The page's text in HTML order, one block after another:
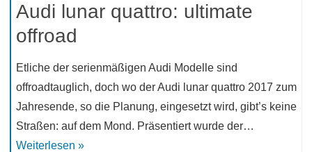
Audi lunar quattro: ultimate
offroad
Etliche der serienmäßigen Audi Modelle sind
offroadtauglich, doch wo der Audi lunar quattro 2017 zum
Jahresende, so die Planung, eingesetzt wird, gibt’s keine
Straßen: auf dem Mond. Präsentiert wurde der…
Weiterlesen »